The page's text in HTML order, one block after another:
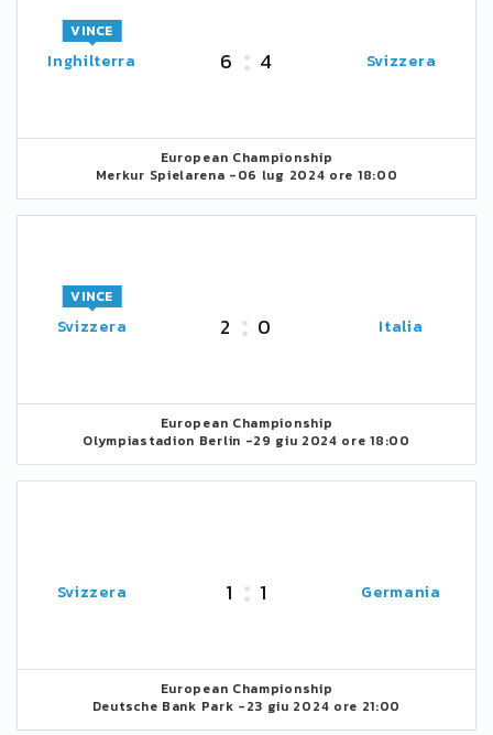
Inghilterra
VINCE
6 4 Svizzera
European Championship
Merkur Spielarena -06 lug 2024 ore 18:00
Svizzera
VINCE
2 0 Italia
European Championship
Olympiastadion Berlin -29 giu 2024 ore 18:00
Svizzera 1 1 Germania
European Championship
Deutsche Bank Park -23 giu 2024 ore 21:00